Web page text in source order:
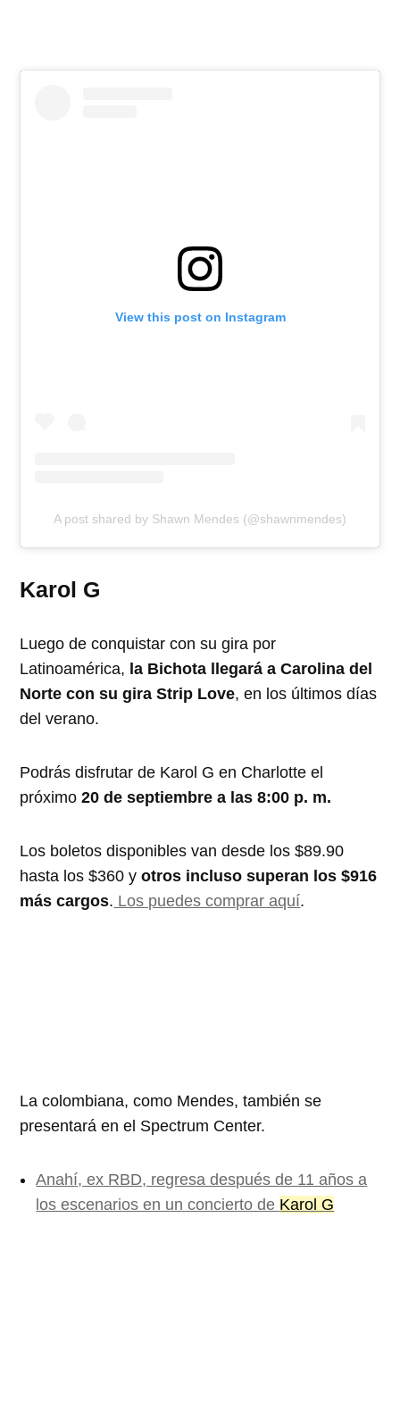
View this post on Instagram
A post shared by Shawn Mendes (@shawnmendes)
Karol G
Luego de conquistar con su gira por
Latinoamérica, la Bichota llegará a Carolina del
Norte con su gira Strip Love, en los últimos días
del verano.
Podrás disfrutar de Karol G en Charlotte el
próximo20 de septiembre a las 8:00 p. m.
Los boletos disponibles van desde los $89.90
hasta los $360 yotros incluso superan los $916
más cargos. Los puedes comprar aquí.
La colombiana, como Mendes, también se
presentará en el Spectrum Center.
Anahí, ex RBD, regresa después de 11 años a
los escenarios en un concierto de Karol G